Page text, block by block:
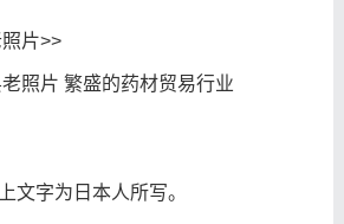
片>>
文字为日本人所写。